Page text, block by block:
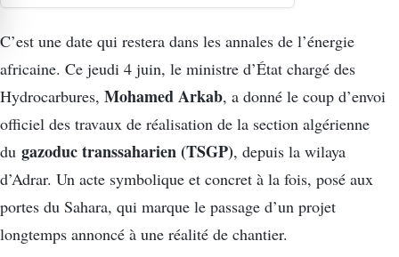
C’est une date qui restera dans les annales de l’énergie
africaine. Ce jeudi 4 juin, le ministre d’État chargé des
Hydrocarbures, Mohamed Arkab, a donné le coup d’envoi
officiel des travaux de réalisation de la section algérienne
du gazoduc transsaharien (TSGP), depuis la wilaya
d’Adrar. Un acte symbolique et concret à la fois, posé aux
portes du Sahara, qui marque le passage d’un projet
longtemps annoncé à une réalité de chantier.